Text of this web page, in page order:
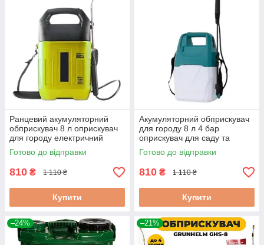
Ранцевий акумуляторний
обприскувач 8 л оприскувач
для городу електричний
Готово до відправки
810 ₴ 1 110 ₴
Купити
Акумуляторний обприскувач
для городу 8 л 4 бар
оприскувач для саду та
городу з акумулятором
Готово до відправки
810 ₴ 1 110 ₴
Купити
–24% –21%